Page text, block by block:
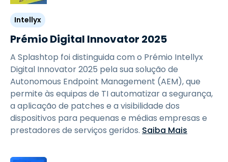
Intellyx
Prémio Digital Innovator 2025
A Splashtop foi distinguida com o Prémio Intellyx
Digital Innovator 2025 pela sua solução de
Autonomous Endpoint Management (AEM), que
permite às equipas de TI automatizar a segurança,
a aplicação de patches e a visibilidade dos
dispositivos para pequenas e médias empresas e
prestadores de serviços geridos. Saiba Mais